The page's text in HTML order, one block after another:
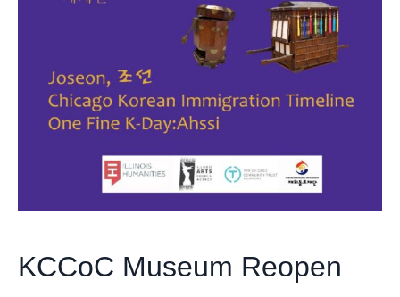
KCCoC Museum Reopen